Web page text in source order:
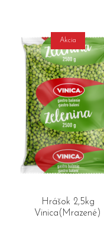
Akcia
Hrášok 2,5kg
Vinica(Mrazené)